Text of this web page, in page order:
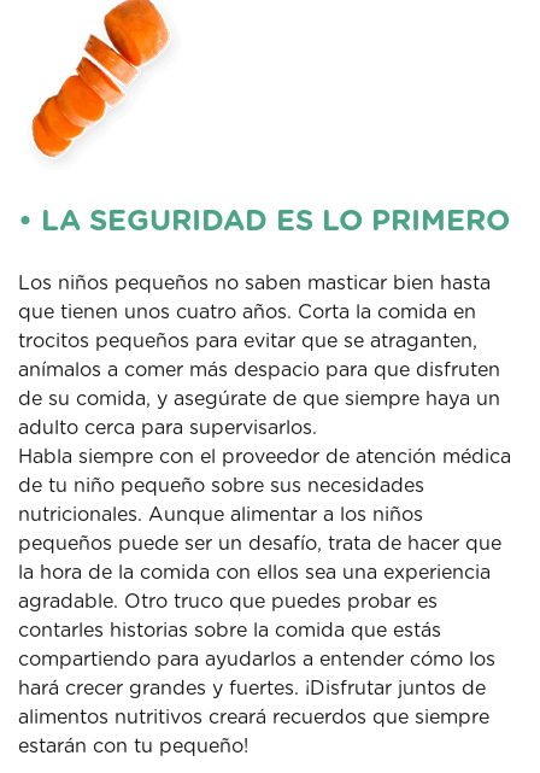
• LA SEGURIDAD ES LO PRIMERO
Los niños pequeños no saben masticar bien hasta
que tienen unos cuatro años. Corta la comida en
trocitos pequeños para evitar que se atraganten,
anímalos a comer más despacio para que disfruten
de su comida, y asegúrate de que siempre haya un
adulto cerca para supervisarlos.
Habla siempre con el proveedor de atención médica
de tu niño pequeño sobre sus necesidades
nutricionales. Aunque alimentar a los niños
pequeños puede ser un desafío, trata de hacer que
la hora de la comida con ellos sea una experiencia
agradable. Otro truco que puedes probar es
contarles historias sobre la comida que estás
compartiendo para ayudarlos a entender cómo los
hará crecer grandes y fuertes. ¡Disfrutar juntos de
alimentos nutritivos creará recuerdos que siempre
estarán con tu pequeño!